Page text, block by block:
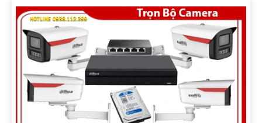
3:Thiết kế hiện đại và đa dạng: Camera Dahua cung cấp các mẫu thiết
kế đa dạng, từ dạng bán cầu cho đến dạng hồng ngoại, giúp bạn lựa chọn
phù hợp với các phân khúc và yêu cầu cụ thể.
#### Liên hệ để biết thêm thông tin chi tiết và đặt hàng:Để được tư vấn và
báo giá tốt nhất cho dự án của bạn, vui lòng liên hệ theo thông tin sau:- Địa
chỉ: [Địa chỉ cửa hàng hoặc website]- Số điện thoại: [Số điện thoại liên hệ]-
Email: [Địa chỉ email]
Hy vọng mô tả trên sẽ giúp bạn có thêm thông tin về Camera Dahua chính
hãng và quyết định cho dự án của mình. Nếu cần thêm hỗ trợ, bạn có thể